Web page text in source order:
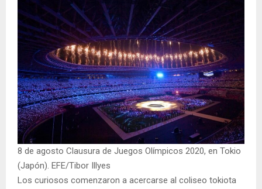
8 de agosto Clausura de Juegos Olímpicos 2020, en Tokio
(Japón). EFE/Tibor Illyes
Los curiosos comenzaron a acercarse al coliseo tokiota